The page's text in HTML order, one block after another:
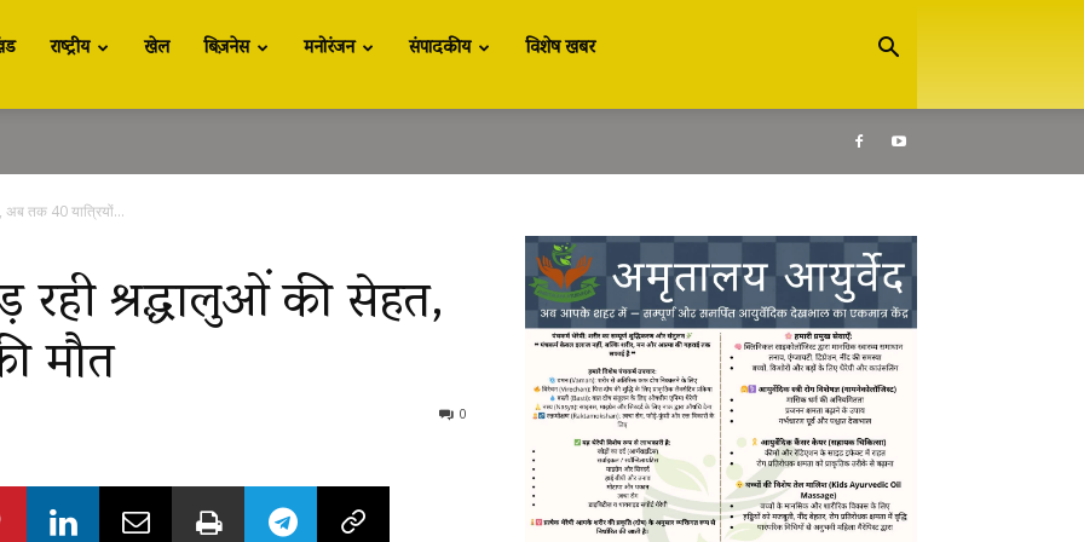
राष्ट्रीय खेल बिज़नेस मनोरंजन संपादकीय विशेष खबर
अब तक 40 यात्रियों...
रही श्रद्धालुओं की सेहत,
मौत
0